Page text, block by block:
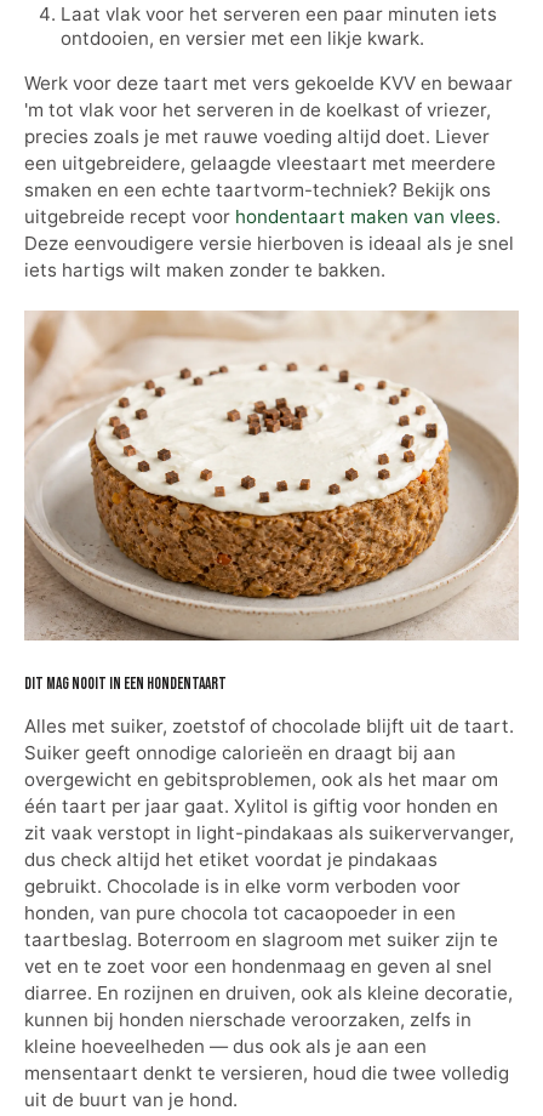
Laat vlak voor het serveren een paar minuten iets
ontdooien, en versier met een likje kwark.
Werk voor deze taart met vers gekoelde KVV en bewaar
'm tot vlak voor het serveren in de koelkast of vriezer,
precies zoals je met rauwe voeding altijd doet. Liever
een uitgebreidere, gelaagde vleestaart met meerdere
smaken en een echte taartvorm-techniek? Bekijk ons
uitgebreide recept voor hondentaart maken van vlees.
Deze eenvoudigere versie hierboven is ideaal als je snel
iets hartigs wilt maken zonder te bakken.
Dit mag nooit in een hondentaart
Alles met suiker, zoetstof of chocolade blijft uit de taart.
Suiker geeft onnodige calorieën en draagt bij aan
overgewicht en gebitsproblemen, ook als het maar om
één taart per jaar gaat. Xylitol is giftig voor honden en
zit vaak verstopt in light-pindakaas als suikervervanger,
dus check altijd het etiket voordat je pindakaas
gebruikt. Chocolade is in elke vorm verboden voor
honden, van pure chocola tot cacaopoeder in een
taartbeslag. Boterroom en slagroom met suiker zijn te
vet en te zoet voor een hondenmaag en geven al snel
diarree. En rozijnen en druiven, ook als kleine decoratie,
kunnen bij honden nierschade veroorzaken, zelfs in
kleine hoeveelheden — dus ook als je aan een
mensentaart denkt te versieren, houd die twee volledig
uit de buurt van je hond.